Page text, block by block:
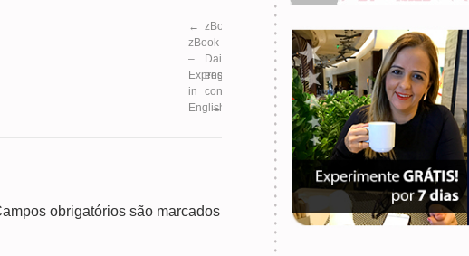
←
zBook
–
Expressions
in
English
zBook
–
Daily
english
conversation
→
obrigatórios são marcados